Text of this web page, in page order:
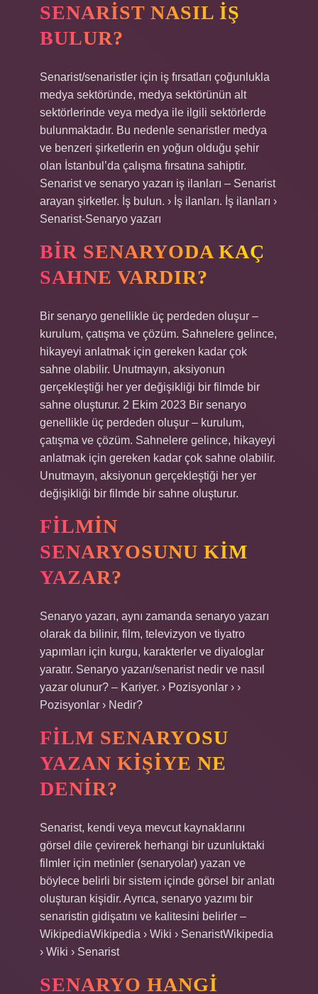
SENARIST NASIL IŞ
BULUR?
Senarist/senaristler için iş fırsatları çoğunlukla
medya sektöründe, medya sektörünün alt
sektörlerinde veya medya ile ilgili sektörlerde
bulunmaktadır. Bu nedenle senaristler medya
ve benzeri şirketlerin en yoğun olduğu şehir
olan İstanbul’da çalışma fırsatına sahiptir.
Senarist ve senaryo yazarı iş ilanları – Senarist
arayan şirketler. İş bulun. › İş ilanları. İş ilanları ›
Senarist-Senaryo yazarı
BIR SENARYODA KAÇ
SAHNE VARDIR?
Bir senaryo genellikle üç perdeden oluşur –
kurulum, çatışma ve çözüm. Sahnelere gelince,
hikayeyi anlatmak için gereken kadar çok
sahne olabilir. Unutmayın, aksiyonun
gerçekleştiği her yer değişikliği bir filmde bir
sahne oluşturur. 2 Ekim 2023 Bir senaryo
genellikle üç perdeden oluşur – kurulum,
çatışma ve çözüm. Sahnelere gelince, hikayeyi
anlatmak için gereken kadar çok sahne olabilir.
Unutmayın, aksiyonun gerçekleştiği her yer
değişikliği bir filmde bir sahne oluşturur.
FILMIN
SENARYOSUNU KIM
YAZAR?
Senaryo yazarı, aynı zamanda senaryo yazarı
olarak da bilinir, film, televizyon ve tiyatro
yapımları için kurgu, karakterler ve diyaloglar
yaratır. Senaryo yazarı/senarist nedir ve nasıl
yazar olunur? – Kariyer. › Pozisyonlar › ›
Pozisyonlar › Nedir?
FILM SENARYOSU
YAZAN KIŞIYE NE
DENIR?
Senarist, kendi veya mevcut kaynaklarını
görsel dile çevirerek herhangi bir uzunluktaki
filmler için metinler (senaryolar) yazan ve
böylece belirli bir sistem içinde görsel bir anlatı
oluşturan kişidir. Ayrıca, senaryo yazımı bir
senaristin gidişatını ve kalitesini belirler –
WikipediaWikipedia › Wiki › SenaristWikipedia
› Wiki › Senarist
SENARYO HANGI